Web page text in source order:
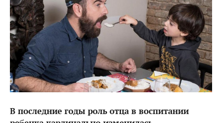
В последние годы роль отца в воспитании